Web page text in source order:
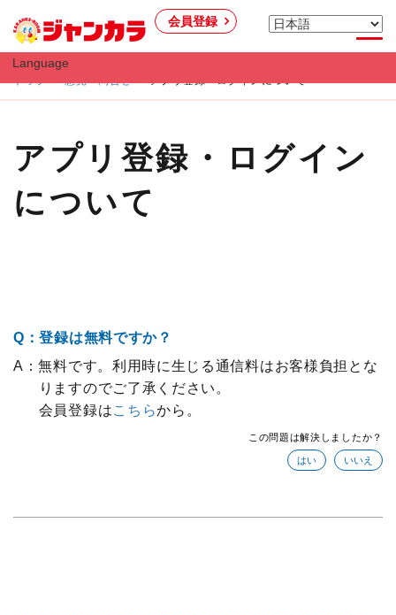
会員登録
Language
アプリ登録・ログイン
について
Q：登録は無料ですか？
A：無料です。利用時に生じる通信料はお客様負担とな
りますのでご了承ください。
会員登録はこちらから。
この問題は解決しましたか？